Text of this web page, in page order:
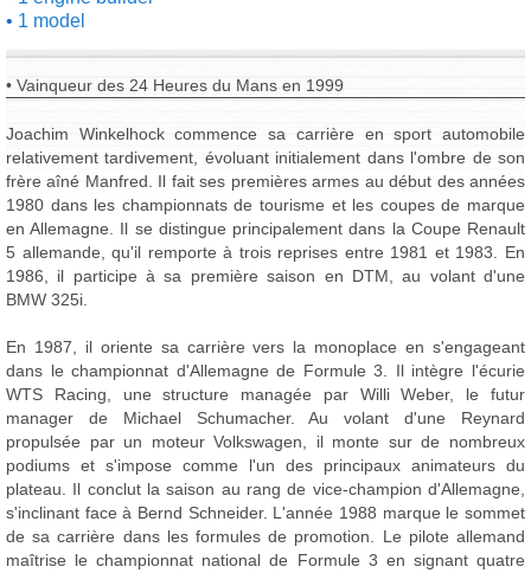
1 model
• Vainqueur des 24 Heures du Mans en 1999
Joachim Winkelhock commence sa carrière en sport automobile
relativement tardivement, évoluant initialement dans l'ombre de son
frère aîné Manfred. Il fait ses premières armes au début des années
1980 dans les championnats de tourisme et les coupes de marque
en Allemagne. Il se distingue principalement dans la Coupe Renault
5 allemande, qu'il remporte à trois reprises entre 1981 et 1983. En
1986, il participe à sa première saison en DTM, au volant d'une
BMW 325i.
En 1987, il oriente sa carrière vers la monoplace en s'engageant
dans le championnat d'Allemagne de Formule 3. Il intègre l'écurie
WTS Racing, une structure managée par Willi Weber, le futur
manager de Michael Schumacher. Au volant d'une Reynard
propulsée par un moteur Volkswagen, il monte sur de nombreux
podiums et s'impose comme l'un des principaux animateurs du
plateau. Il conclut la saison au rang de vice-champion d'Allemagne,
s'inclinant face à Bernd Schneider. L'année 1988 marque le sommet
de sa carrière dans les formules de promotion. Le pilote allemand
maîtrise le championnat national de Formule 3 en signant quatre